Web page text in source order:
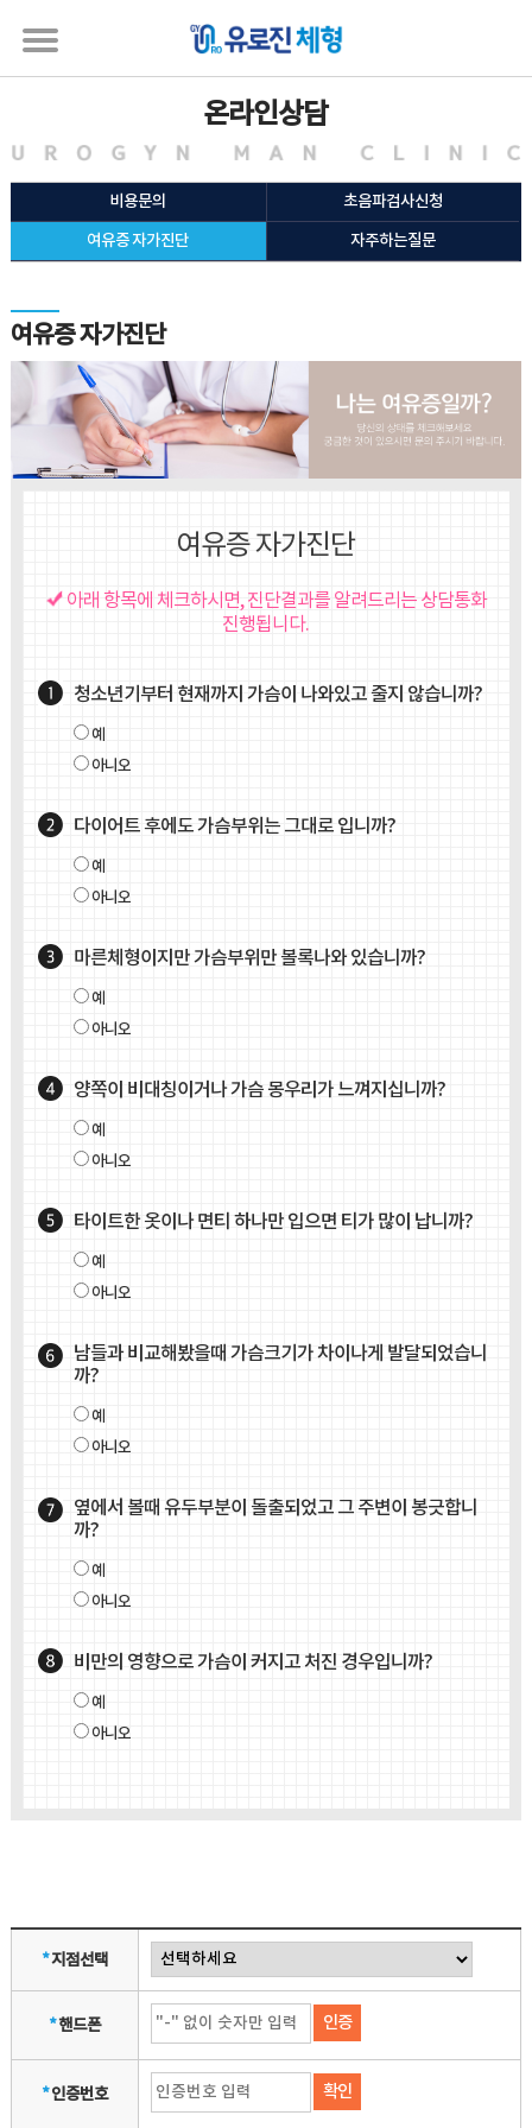
온라인상담
비용문의 초음파검사신청
여유증 자가진단 자주하는질문
여유증 자가진단
여유증 자가진단
아래 항목에 체크하시면, 진단결과를 알려드리는 상담통화
진행됩니다.
청소년기부터 현재까지 가슴이 나와있고 줄지 않습니까?
예
아니오
다이어트 후에도 가슴부위는 그대로 입니까?
예
아니오
마른체형이지만 가슴부위만 볼록나와 있습니까?
예
아니오
양쪽이 비대칭이거나 가슴 몽우리가 느껴지십니까?
예
아니오
타이트한 옷이나 면티 하나만 입으면 티가 많이 납니까?
예
아니오
남들과 비교해봤을때 가슴크기가 차이나게 발달되었습니
까?
예
아니오
옆에서 볼때 유두부분이 돌출되었고 그 주변이 봉긋합니
까?
예
아니오
비만의 영향으로 가슴이 커지고 처진 경우입니까?
예
아니오
*지점선택
*핸드폰 인증
*인증번호 확인